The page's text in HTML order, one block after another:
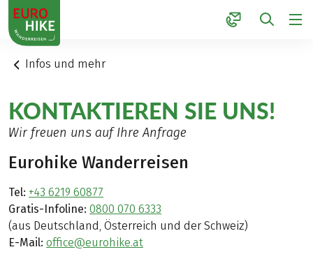
1
Infos und mehr
KONTAKTIEREN SIE UNS!
Wir freuen uns auf Ihre Anfrage
Eurohike Wanderreisen
Tel: +43 6219 60877
Gratis-Infoline: 0800 070 6333
(aus Deutschland, Österreich und der Schweiz)
E-Mail: office@eurohike.at